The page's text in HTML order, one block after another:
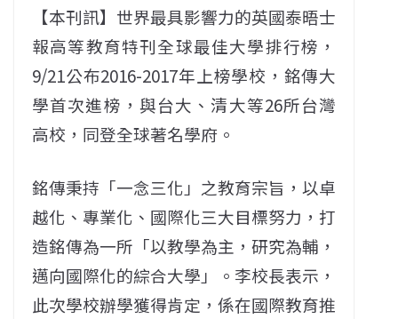
【本刊訊】世界最具影響力的英國泰晤士
報高等教育特刊全球最佳大學排行榜，
9/21公布2016-2017年上榜學校，銘傳大
學首次進榜，與台大、清大等26所台灣
高校，同登全球著名學府。
銘傳秉持「一念三化」之教育宗旨，以卓
越化、專業化、國際化三大目標努力，打
造銘傳為一所「以教學為主，研究為輔，
邁向國際化的綜合大學」。李校長表示，
此次學校辦學獲得肯定，係在國際教育推